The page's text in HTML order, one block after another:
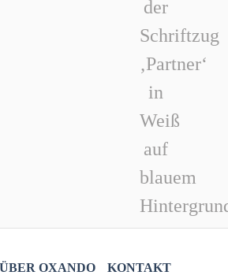
ÜBER OXANDO KONTAKT